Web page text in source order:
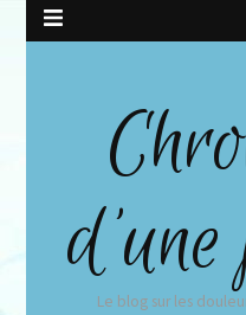
d'une
Le blog sur les